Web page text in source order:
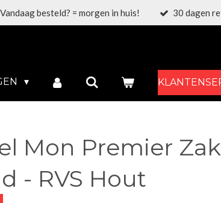
Vandaag besteld? = morgen in huis! 30 dagen
Mon Premier
- RVS Hout